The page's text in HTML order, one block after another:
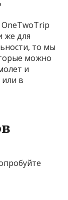
же для
то мы
можно
и
в